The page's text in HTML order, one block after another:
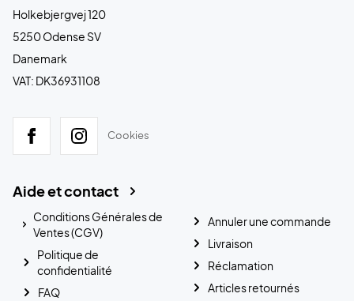
Holkebjergvej 120
5250 Odense SV
Danemark
VAT: DK36931108
Cookies
Aide et contact
Conditions Générales de
Ventes (CGV)
Politique de
confidentialité
FAQ
Annuler une commande
Livraison
Réclamation
Articles retournés